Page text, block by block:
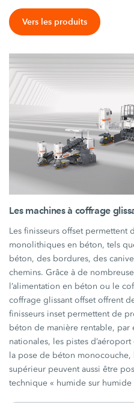
Vers les produits
Les machines à coffrage
Les finisseurs offset
monolithiques en béton, tels
béton, des bordures, des
chemins. Grâce à de
l’alimentation en béton ou le
coffrage glissant offset offrent
finisseurs inset permettent de
béton de manière rentable,
nationales, les pistes
la pose de béton
supérieur peuvent aussi être
technique « humide sur humide